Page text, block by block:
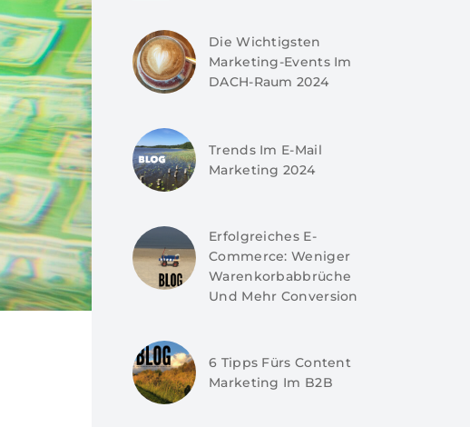
Die Wichtigsten
Marketing-Events Im
DACH-Raum 2024
Trends Im E-Mail
Marketing 2024
Erfolgreiches E-
Commerce: Weniger
Warenkorbabbrüche
Und Mehr Conversion
6 Tipps Fürs Content
Marketing Im B2B